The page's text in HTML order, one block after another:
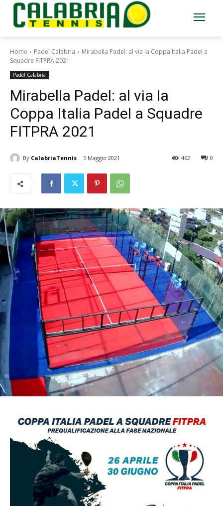
Home Padel Calabria
Mirabella Padel: al via la Coppa Italia Padel a
Squadre FITPRA 2021
Padel Calabria
Mirabella Padel: al via la
Coppa Italia Padel a Squadre
FITPRA 2021
By CalabriaTennis 5 Maggio 2021 0
462